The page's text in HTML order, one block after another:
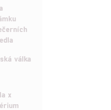
válka
x